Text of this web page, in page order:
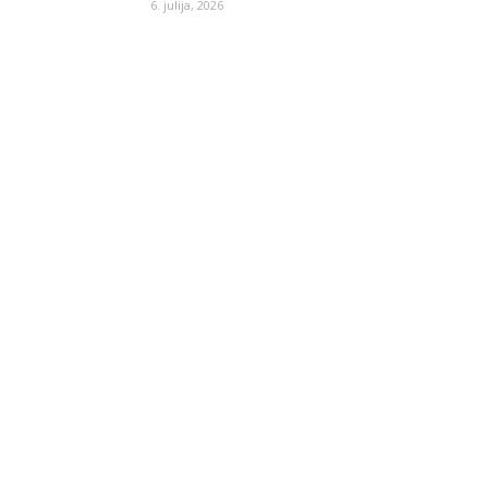
6. julija, 2026